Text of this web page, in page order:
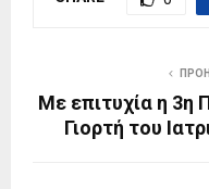
Με επιτυχία η 3η
Γιορτή του